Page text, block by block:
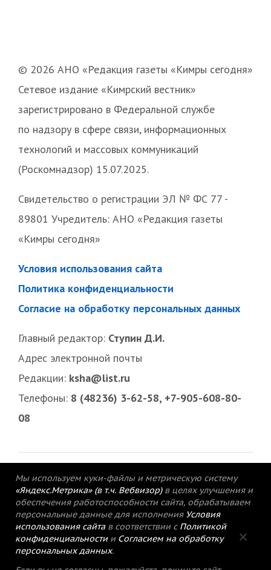
© 2026 АНО «Редакция газеты «Кимры сегодня»
Сетевое издание «Кимрский вестник»
зарегистрировано в Федеральной службе
по надзору в сфере связи, информационных
технологий и массовых коммуникаций
(Роскомнадзор) 15.07.2025.
Свидетельство о регистрации ЭЛ № ФС 77 -
89801 Учредитель: АНО «Редакция газеты
«Кимры сегодня»
Условия использования сайта
Политика конфиденциальности
Согласие на обработку персональных данных
Главный редактор: Ступин Д.И.
Адрес электронной почты
Редакции: ksha@list.ru
Телефоны: 8 (48236) 3-62-58, +7-905-608-80-
08
© 2015-2021 Редакция газеты «Кимрский
Мы используем куки-файлы и метрическую систему
«Яндекс.Метрика» (в т.ч. Вебвизор) в целях улучшения и
обеспечения работоспособности сайта, обрабатываем
персональные данные для исполнения Условия
использования сайтав соответствии с Политикой
конфиденциальностии Согласием на обработку
персональных данных.